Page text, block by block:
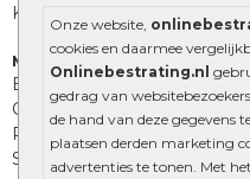
Onze website,
cookies en daarmee
Onlinebestrating.nl
gedrag van
de hand van deze gegevens
plaatsen derden marketing
advertenties te tonen. Met
Kingstones
Muurelementen
Betonbielzen
Opsluitbanden
Palissades
Stapelblokken